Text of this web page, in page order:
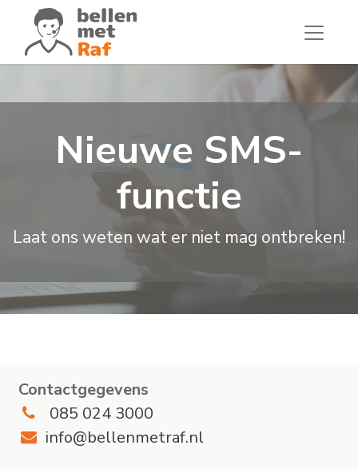
Nieuwe SMS-
functie
Laat ons weten wat er niet mag ontbreken!
Contactgegevens
085 024 3000
info@bellenmetraf.nl